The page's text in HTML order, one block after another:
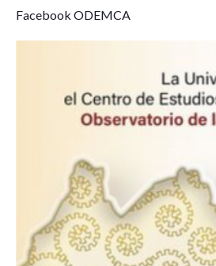
Facebook ODEMCA